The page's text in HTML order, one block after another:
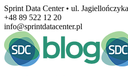
Sprint Data Center • ul.
+48 89 522 12 20
info@sprintdatacenter.pl